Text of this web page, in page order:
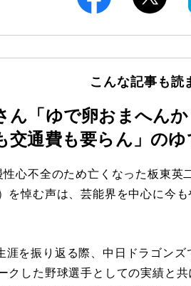
こんな記事も読
ん「ゆで卵おまへん
交通費も要らん」の
心不全のため亡くなった板東英
を悼む声は、芸能界を中心に今も
を振り返る際、中日ドラゴンズ
クした野球選手としての実績と共